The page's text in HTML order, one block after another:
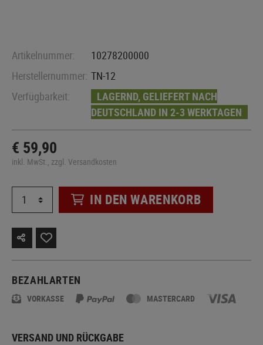
Artikelnummer:
10278200000
Herstellernummer: TN-12
Verfügbarkeit:
LAGERND, GELIEFERT NACH
DEUTSCHLAND IN 2-3 WERKTAGEN
€ 59,90
inkl. MwSt., zzgl. Versandkosten
IN DEN WARENKORB
BEZAHLARTEN
VORKASSE MASTERCARD
VERSAND UND RÜCKGABE